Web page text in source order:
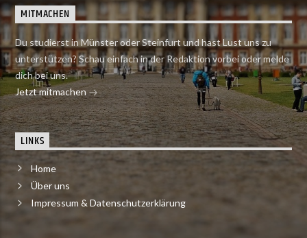
MITMACHEN
Du studierst in Münster oder Steinfurt und hast Lust uns zu
unterstützen? Schau einfach in der Redaktion vorbei oder melde
dich bei uns.
Jetzt mitmachen
LINKS
Home
Über uns
Impressum & Datenschutzerklärung